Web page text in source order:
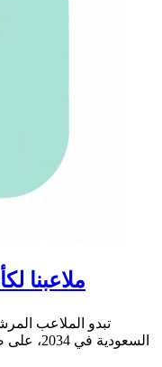
ملاعبنا
تبدو الملاعب